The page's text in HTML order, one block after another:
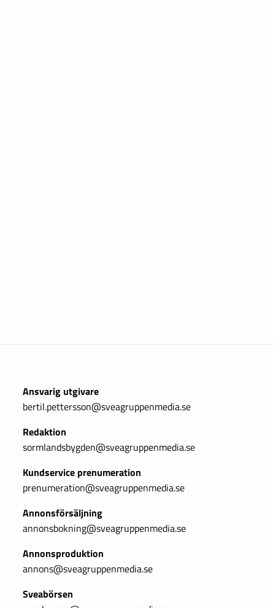
Ansvarig utgivare
bertil.pettersson@sveagruppenmedia.se
Redaktion
sormlandsbygden@sveagruppenmedia.se
Kundservice prenumeration
prenumeration@sveagruppenmedia.se
Annonsförsäljning
annonsbokning@sveagruppenmedia.se
Annonsproduktion
annons@sveagruppenmedia.se
Sveabörsen